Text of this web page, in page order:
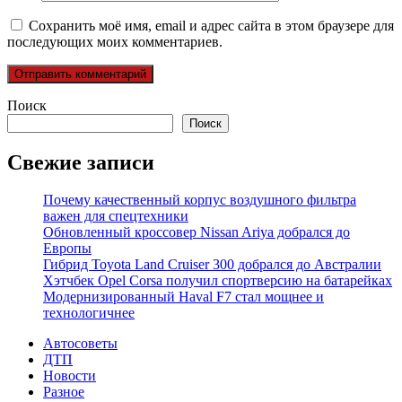
Сохранить моё имя, email и адрес сайта в этом браузере для
последующих моих комментариев.
Поиск
Поиск
Свежие записи
Почему качественный корпус воздушного фильтра
важен для спецтехники
Обновленный кроссовер Nissan Ariya добрался до
Европы
Гибрид Toyota Land Cruiser 300 добрался до Австралии
Хэтчбек Opel Corsa получил спортверсию на батарейках
Модернизированный Haval F7 стал мощнее и
технологичнее
Автосоветы
ДТП
Новости
Разное